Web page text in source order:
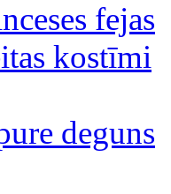
fejas
kostīmi
deguns